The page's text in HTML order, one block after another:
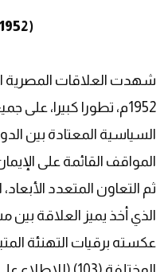
(1952 ـ 1979م)
شهدت العلاقات المصرية
1952م، تطورا كبيرا،
السياسية المعتادة بين
المواقف القائمة على
ثم التعاون المتعدد
الذي أخذ يميز العلاقة بين
عكسته برقيات التهنئة